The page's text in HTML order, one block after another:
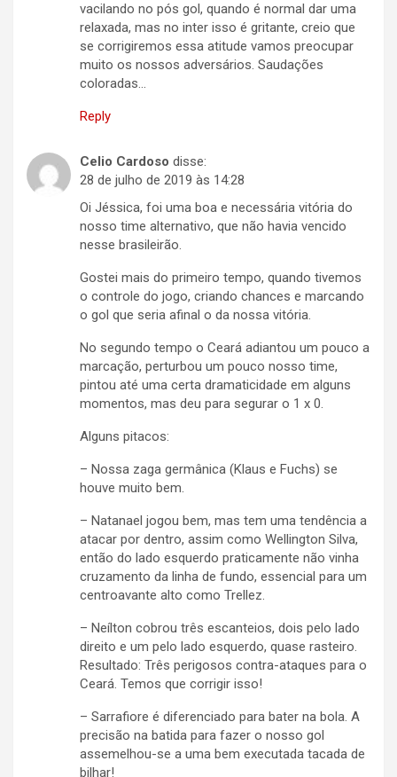
vacilando no pós gol, quando é normal dar uma
relaxada, mas no inter isso é gritante, creio que
se corrigiremos essa atitude vamos preocupar
muito os nossos adversários. Saudações
coloradas…
Reply
Celio Cardoso disse:
28 de julho de 2019 às 14:28
Oi Jéssica, foi uma boa e necessária vitória do
nosso time alternativo, que não havia vencido
nesse brasileirão.
Gostei mais do primeiro tempo, quando tivemos
o controle do jogo, criando chances e marcando
o gol que seria afinal o da nossa vitória.
No segundo tempo o Ceará adiantou um pouco a
marcação, perturbou um pouco nosso time,
pintou até uma certa dramaticidade em alguns
momentos, mas deu para segurar o 1 x 0.
Alguns pitacos:
– Nossa zaga germânica (Klaus e Fuchs) se
houve muito bem.
– Natanael jogou bem, mas tem uma tendência a
atacar por dentro, assim como Wellington Silva,
então do lado esquerdo praticamente não vinha
cruzamento da linha de fundo, essencial para um
centroavante alto como Trellez.
– Neílton cobrou três escanteios, dois pelo lado
direito e um pelo lado esquerdo, quase rasteiro.
Resultado: Três perigosos contra-ataques para o
Ceará. Temos que corrigir isso!
– Sarrafiore é diferenciado para bater na bola. A
precisão na batida para fazer o nosso gol
assemelhou-se a uma bem executada tacada de
bilhar!